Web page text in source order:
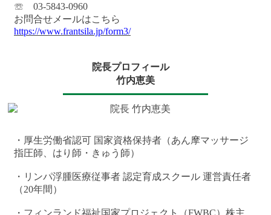
☏ 03-5843-0960
お問合せメールはこちら
https://www.frantsila.jp/form3/
院長プロフィール
竹内恵美
・厚生労働省認可 国家資格保持者（あん摩マッサージ
指圧師、はり師・きゅう師）
・リンパ浮腫医療従事者 認定育成スクール 運営責任者
（20年間）